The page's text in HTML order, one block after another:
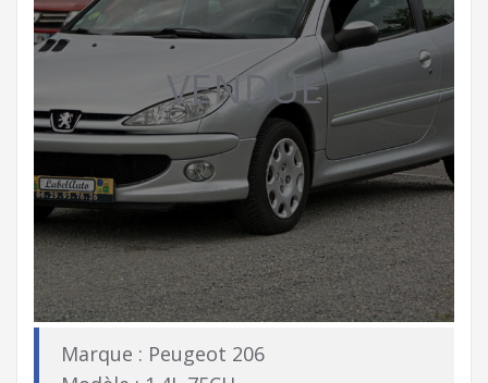
VENDUE
Marque : Peugeot 206